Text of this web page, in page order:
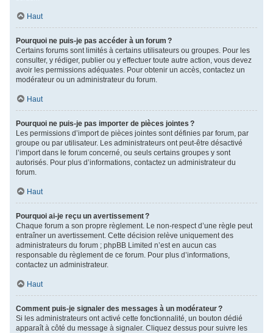
Haut
Pourquoi ne puis-je pas accéder à un forum ?
Certains forums sont limités à certains utilisateurs ou groupes. Pour les
consulter, y rédiger, publier ou y effectuer toute autre action, vous devez
avoir les permissions adéquates. Pour obtenir un accès, contactez un
modérateur ou un administrateur du forum.
Haut
Pourquoi ne puis-je pas importer de pièces jointes ?
Les permissions d’import de pièces jointes sont définies par forum, par
groupe ou par utilisateur. Les administrateurs ont peut-être désactivé
l’import dans le forum concerné, ou seuls certains groupes y sont
autorisés. Pour plus d’informations, contactez un administrateur du
forum.
Haut
Pourquoi ai-je reçu un avertissement ?
Chaque forum a son propre règlement. Le non-respect d’une règle peut
entraîner un avertissement. Cette décision relève uniquement des
administrateurs du forum ; phpBB Limited n’est en aucun cas
responsable du règlement de ce forum. Pour plus d’informations,
contactez un administrateur.
Haut
Comment puis-je signaler des messages à un modérateur ?
Si les administrateurs ont activé cette fonctionnalité, un bouton dédié
apparaît à côté du message à signaler. Cliquez dessus pour suivre les